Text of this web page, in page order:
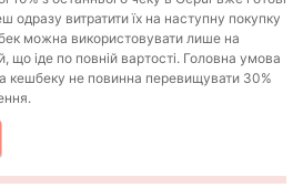
витратити їх на наступну покупку
можна використовувати лише на
що іде по повній вартості. Головна умова
кешбеку не повинна перевищувати 30%